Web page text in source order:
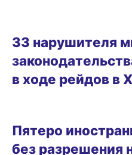
33 нарушителя
в ходе рейдов в
Пятеро
без разрешения